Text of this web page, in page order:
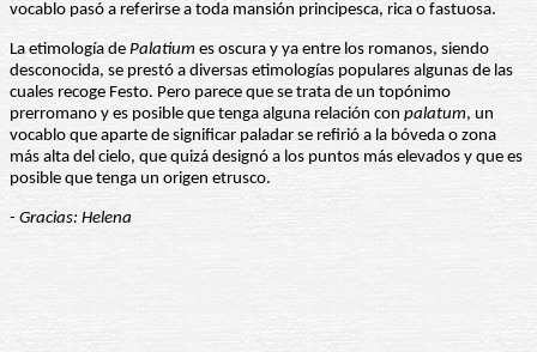
vocablo pasó a referirse a toda mansión principesca, rica o fastuosa.
La etimología de Palatium es oscura y ya entre los romanos, siendo
desconocida, se prestó a diversas etimologías populares algunas de las
cuales recoge Festo. Pero parece que se trata de un topónimo
prerromano y es posible que tenga alguna relación con palatum, un
vocablo que aparte de significar paladar se refirió a la bóveda o zona
más alta del cielo, que quizá designó a los puntos más elevados y que es
posible que tenga un origen etrusco.
- Gracias: Helena